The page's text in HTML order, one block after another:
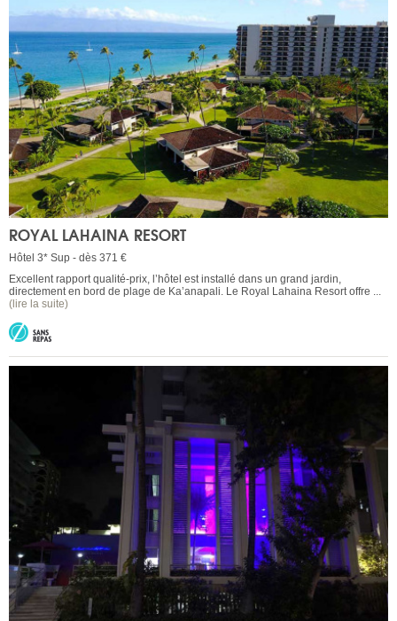
ROYAL LAHAINA RESORT
Hôtel 3* Sup - dès 371 €
Excellent rapport qualité-prix, l’hôtel est installé dans un grand jardin,
directement en bord de plage de Ka’anapali. Le Royal Lahaina Resort offre ...
(lire la suite)